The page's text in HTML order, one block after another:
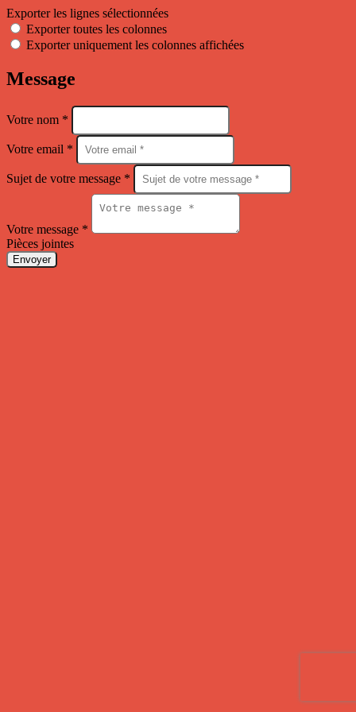
Exporter les lignes sélectionnées
Exporter toutes les colonnes
Exporter uniquement les colonnes affichées
Message
Votre nom *
Votre email *
Sujet de votre message *
Votre message *
Pièces jointes
Envoyer